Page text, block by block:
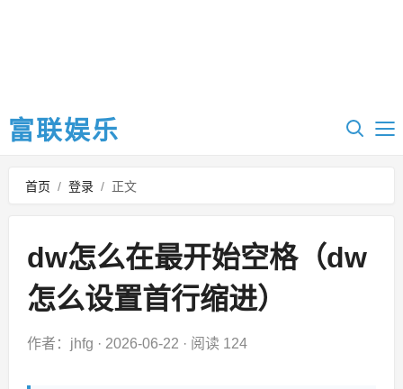
富联娱乐
首页 / 登录 / 正文
dw怎么在最开始空格（dw
怎么设置首行缩进）
作者：jhfg · 2026-06-22 · 阅读 124